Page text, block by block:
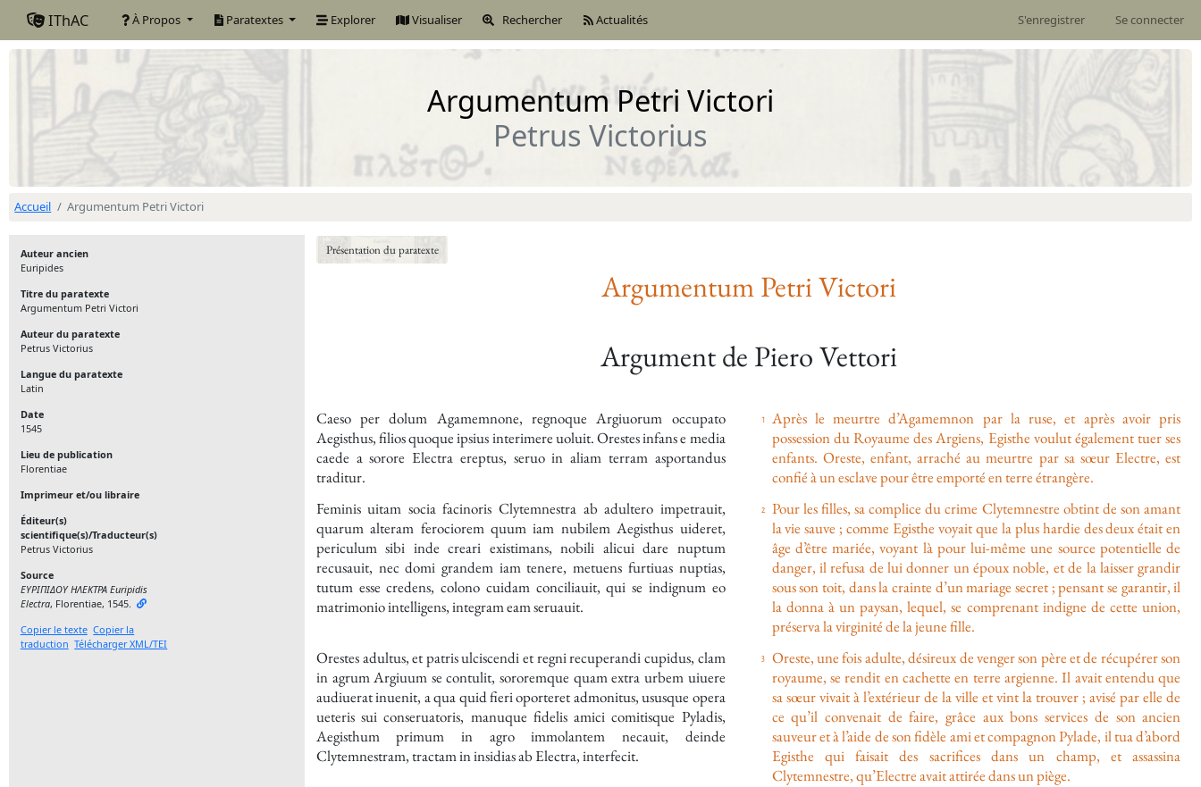
IThAC À Propos Paratextes Explorer Visualiser Rechercher Actualités S'enregistrer Se connecter
Argumentum Petri Victori
Petrus Victorius
Accueil Argumentum Petri Victori
Auteur ancien
Euripides
Titre du paratexte
Argumentum Petri Victori
Auteur du paratexte
Petrus Victorius
Langue du paratexte
Latin
Date
1545
Lieu de publication
Florentiae
Imprimeur et/ou libraire
Éditeur(s)
scientifique(s)/Traducteur(s)
Petrus Victorius
Source
ΕΥΡΙΠΙΔΟΥ ΗΛΕΚΤΡΑ Euripidis
Electra, Florentiae, 1545.
Copier le texte Copier la
traduction Télécharger XML/TEI
Présentation du paratexte
ArgumentumPetri Victori
Argument de Piero Vettori
Caeso per dolum Agamemnone, regnoque Argiuorum occupato
Aegisthus, filios quoque ipsius interimere uoluit. Orestes infans e media
caede a sorore Electra ereptus, seruo in aliam terram asportandus
traditur.
Après le meurtre d’Agamemnon par la ruse, et après avoir pris
possession du Royaume des Argiens, Egisthe voulut également tuer ses
enfants. Oreste, enfant, arraché au meurtre par sa sœur Electre, est
confié à un esclave pour être emporté en terre étrangère.
Feminis uitam socia facinoris Clytemnestra ab adultero impetrauit,
quarum alteram ferociorem quum iam nubilem Aegisthus uideret,
periculum sibi inde creari existimans, nobili alicui dare nuptum
recusauit, nec domi grandem iam tenere, metuens furtiuas nuptias,
tutum esse credens, colono cuidam conciliauit, qui se indignum eo
matrimonio intelligens, integram eam seruauit.
Pour les filles, sa complice du crime Clytemnestre obtint de son amant
la vie sauve ; comme Egisthe voyait que la plus hardie des deux était en
âge d’être mariée, voyant là pour lui-même une source potentielle de
danger, il refusa de lui donner un époux noble, et de la laisser grandir
sous son toit, dans la crainte d’un mariage secret ; pensant se garantir, il
la donna à un paysan, lequel, se comprenant indigne de cette union,
préserva la virginité de la jeune fille.
Orestes adultus, et patris ulciscendi et regni recuperandi cupidus, clam
in agrum Argiuum se contulit, sororemque quam extra urbem uiuere
audiuerat inuenit, a qua quid fieri oporteret admonitus, ususque opera
ueteris sui conseruatoris, manuque fidelis amici comitisque Pyladis,
Aegisthum primum in agro immolantem necauit, deinde
Clytemnestram, tractam in insidias ab Electra, interfecit.
Oreste, une fois adulte, désireux de venger son père et de récupérer son
royaume, se rendit en cachette en terre argienne. Il avait entendu que
sa sœur vivait à l’extérieur de la ville et vint la trouver ; avisé par elle de
ce qu’il convenait de faire, grâce aux bons services de son ancien
sauveur et à l’aide de son fidèle ami et compagnon Pylade, il tua d’abord
Egisthe qui faisait des sacrifices dans un champ, et assassina
Clytemnestre, qu’Electre avait attirée dans un piège.